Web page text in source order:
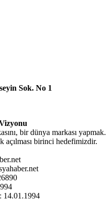
Sok. No 1
bir dünya markası yapmak.
birinci hedefimizdir.
: 14.01.1994